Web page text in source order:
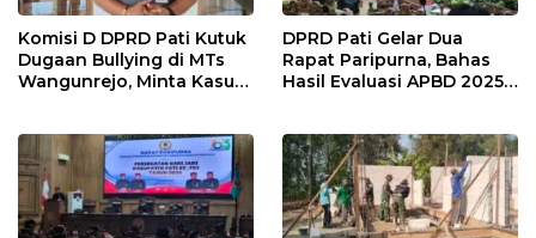
Komisi D DPRD Pati Kutuk
Dugaan Bullying di MTs
Wangunrejo, Minta Kasus
DPRD Pati Gelar Dua
Rapat Paripurna, Bahas
Hasil Evaluasi APBD 2025